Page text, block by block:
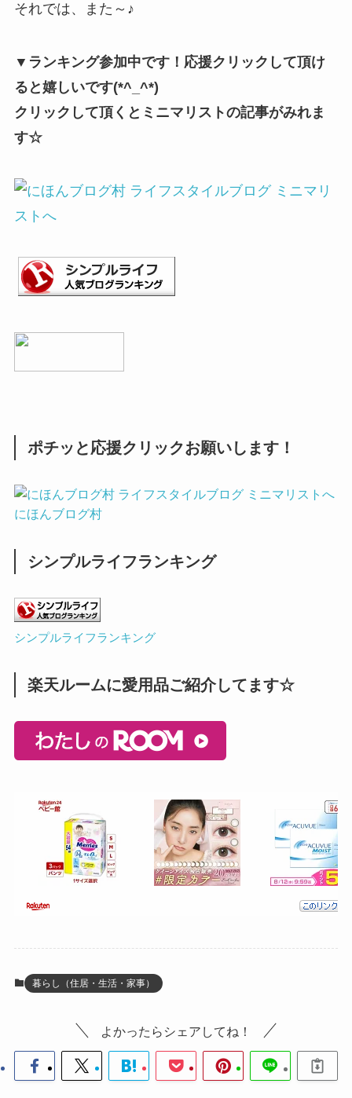
それでは、また～♪
▼ランキング参加中です！応援クリックして頂け
ると嬉しいです(*^_^*)
クリックして頂くとミニマリストの記事がみれま
す☆
ポチッと応援クリックお願いします！
にほんブログ村
シンプルライフランキング
シンプルライフランキング
楽天ルームに愛用品ご紹介してます☆
暮らし（住居・生活・家事）
よかったらシェアしてね！